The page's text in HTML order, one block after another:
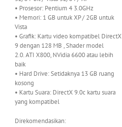
• Prosesor: Pentium 4 3.0GHz
• Memori: 1 GB untuk XP / 2GB untuk
Vista
• Grafik: Kartu video kompatibel DirectX
9 dengan 128 MB , Shader model
2.0. ATI X800, NVidia 6600 atau lebih
baik
• Hard Drive: Setidaknya 13 GB ruang
kosong
• Kartu Suara: DirectX 9.0c kartu suara
yang kompatibel
Direkomendasikan: